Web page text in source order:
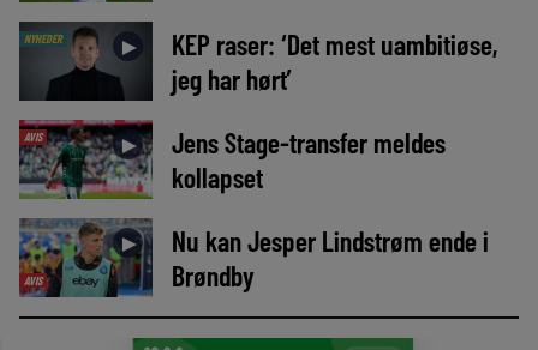
NYHEDER ►
KEP raser: ‘Det mest uambitiøse,
jeg har hørt’
AVIS ►
Jens Stage-transfer meldes
kollapset
AVIS
►
Nu kan Jesper Lindstrøm ende i
Brøndby